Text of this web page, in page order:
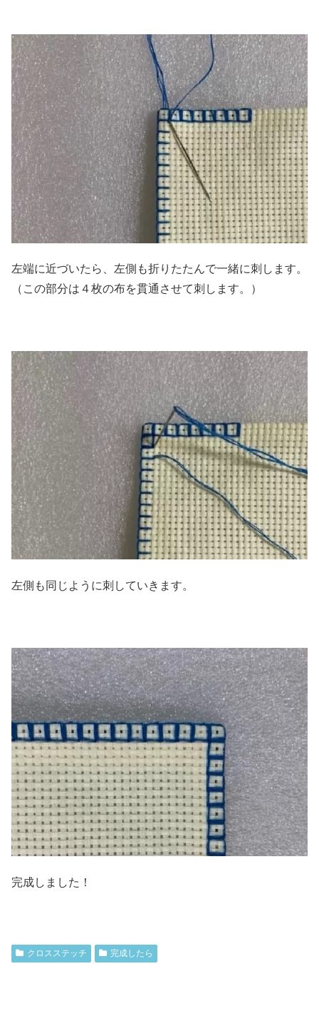
左端に近づいたら、左側も折りたたんで一緒に刺します。
（この部分は４枚の布を貫通させて刺します。）
左側も同じように刺していきます。
完成しました！
クロスステッチ 完成したら